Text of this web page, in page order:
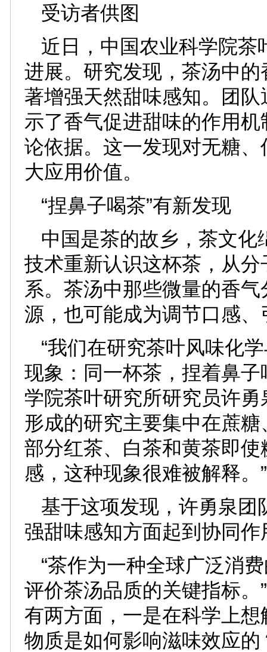
受访者供图
近日，中国农业科学院茶
进展。研究发现，茶汤中
著增强天然甜味感知。团
示了香气促进甜味的作用
论依据。这一发现对无糖
大应用价值。
“捏鼻子喝茶”有新发现
中国是茶的故乡，茶文化
技术重新认识这杯茶，从
系。茶汤中那些微量的香
源，也可能成为调节口感
“我们在研究茶叶风味化
现象：同一杯茶，捏着鼻
学院茶叶研究所研究员许
形成的研究主要集中在蔗
部分红茶、白茶和黄茶即
感，这种现象很难被解释。”
基于这项发现，许勇泉
强甜味感知方面起到协同作
“茶作为一种全球广泛消
评价茶汤品质的关键指标。
有两方面，一是在科学上想
物质是如何影响滋味效应